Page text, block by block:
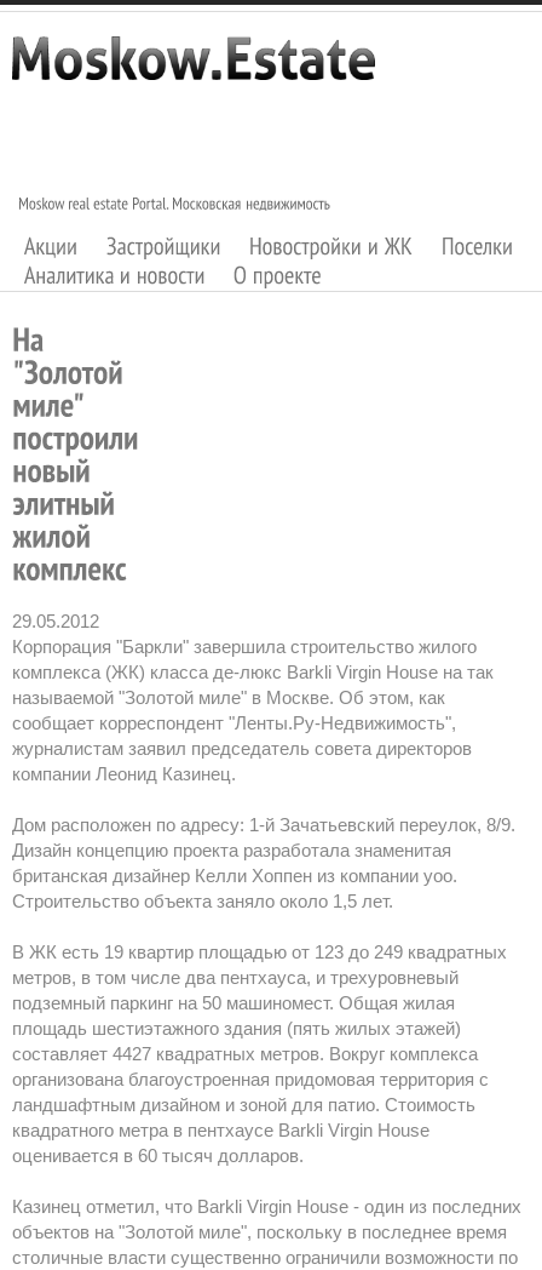
29.05.2012
Корпорация "Баркли" завершила строительство жилого
комплекса (ЖК) класса де-люкс Barkli Virgin House на так
называемой "Золотой миле" в Москве. Об этом, как
сообщает корреспондент "Ленты.Ру-Недвижимость",
журналистам заявил председатель совета директоров
компании Леонид Казинец.
Дом расположен по адресу: 1-й Зачатьевский переулок, 8/9.
Дизайн концепцию проекта разработала знаменитая
британская дизайнер Келли Хоппен из компании yoo.
Строительство объекта заняло около 1,5 лет.
В ЖК есть 19 квартир площадью от 123 до 249 квадратных
метров, в том числе два пентхауса, и трехуровневый
подземный паркинг на 50 машиномест. Общая жилая
площадь шестиэтажного здания (пять жилых этажей)
составляет 4427 квадратных метров. Вокруг комплекса
организована благоустроенная придомовая территория с
ландшафтным дизайном и зоной для патио. Стоимость
квадратного метра в пентхаусе Barkli Virgin House
оценивается в 60 тысяч долларов.
Казинец отметил, что Barkli Virgin House - один из последних
объектов на "Золотой миле", поскольку в последнее время
столичные власти существенно ограничили возможности по